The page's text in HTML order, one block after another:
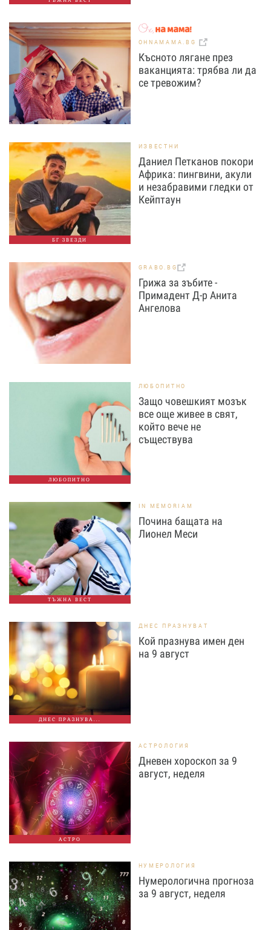
OHNAMAMA.BG
Късното лягане през
ваканцията: трябва ли да
се тревожим?
БГ ЗВЕЗДИ
ИЗВЕСТНИ
Даниел Петканов покори
Африка: пингвини, акули
и незабравими гледки от
Кейптаун
GRABO.BG
Грижа за зъбите -
Примадент Д-р Анита
Ангелова
ЛЮБОПИТНО
ЛЮБОПИТНО
Защо човешкият мозък
все още живее в свят,
който вече не
съществува
ТЪЖНА ВЕСТ
IN MEMORIAM
Почина бащата на
Лионел Меси
ДНЕС ПРАЗНУВА...
ДНЕС ПРАЗНУВАТ
Кой празнува имен ден
на 9 август
АСТРО
АСТРОЛОГИЯ
Дневен хороскоп за 9
август, неделя
НУМЕРОЛОГИЯ
Нумерологична прогноза
за 9 август, неделя